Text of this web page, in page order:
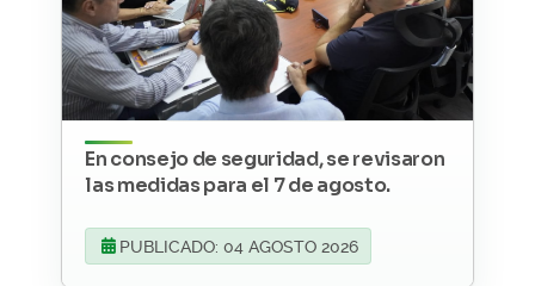
En consejo de seguridad, se revisaron
las medidas para el 7 de agosto.
PUBLICADO: 04 AGOSTO 2026